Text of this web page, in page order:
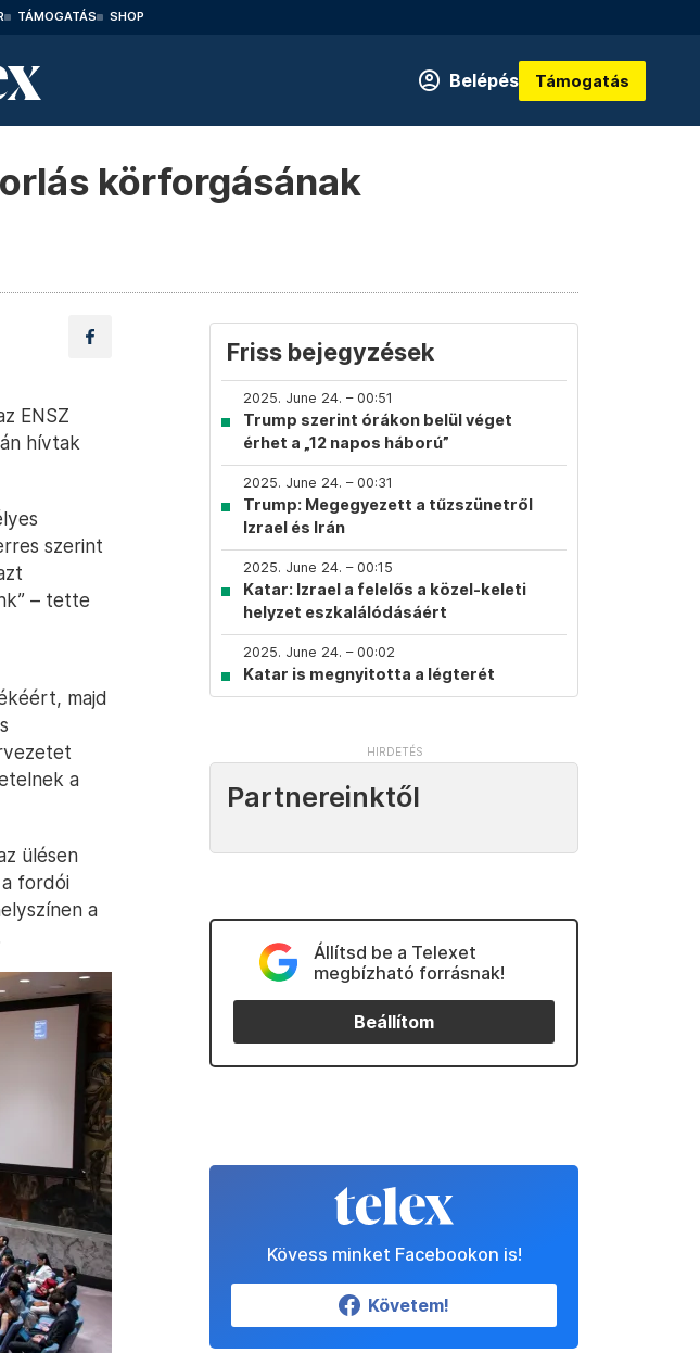
TÁMOGATÁS SHOP
Belépés Támogatás
körforgásának
ENSZ
hívtak
szerint
– tette
majd
a
ülésen
fordói
a
Friss bejegyzések
2025. June 24. – 00:51
Trump szerint órákon belül véget
érhet a „12 napos háború”
2025. June 24. – 00:31
Trump: Megegyezett a tűzszünetről
Izrael és Irán
2025. June 24. – 00:15
Katar: Izrael a felelős a közel-keleti
helyzet eszkalálódásáért
2025. June 24. – 00:02
Katar is megnyitotta a légterét
Partnereinktől
Állítsd be a Telexet
megbízható forrásnak!
Beállítom
Kövess minket Facebookon is!
Követem!